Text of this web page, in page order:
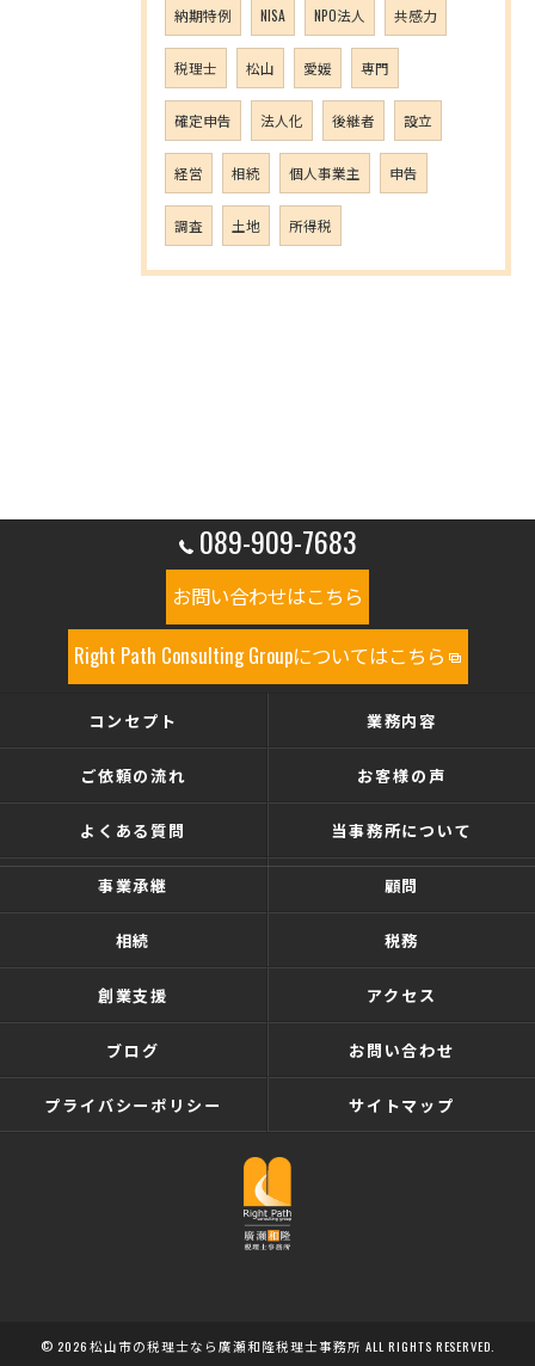
納期特例 NISA NPO法人 共感力
税理士 松山 愛媛 専門
確定申告 法人化 後継者 設立
経営 相続 個人事業主 申告
調査 土地 所得税
089-909-7683
お問い合わせはこちら
Right Path Consulting Groupについてはこちら
コンセプト 業務内容
ご依頼の流れ お客様の声
よくある質問 当事務所について
事業承継 顧問
相続 税務
創業支援 アクセス
ブログ お問い合わせ
プライバシーポリシー サイトマップ
© 2026 松山市の税理士なら廣瀬和隆税理士事務所 ALL RIGHTS RESERVED.